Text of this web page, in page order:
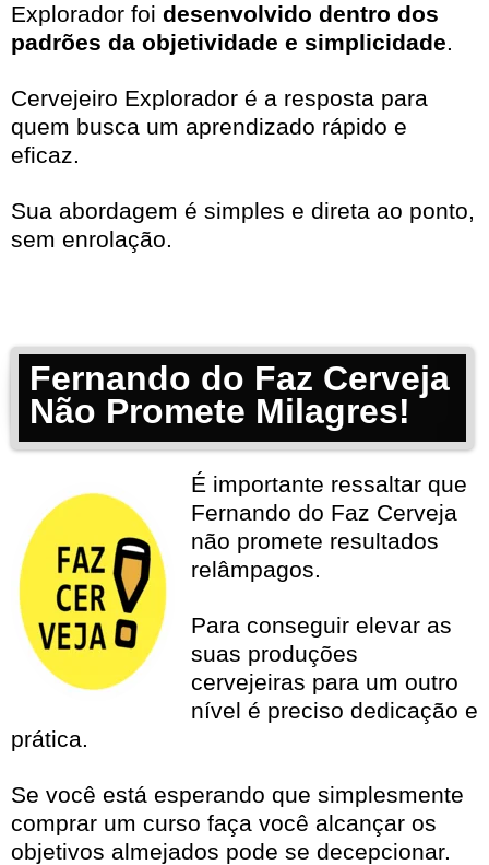
Explorador foi desenvolvido dentro dos
padrões da objetividade e simplicidade.
Cervejeiro Explorador é a resposta para
quem busca um aprendizado rápido e
eficaz.
Sua abordagem é simples e direta ao ponto,
sem enrolação.
Fernando do Faz Cerveja
Não Promete Milagres!
É importante ressaltar que
Fernando do Faz Cerveja
não promete resultados
relâmpagos.
Para conseguir elevar as
suas produções
cervejeiras para um outro
nível é preciso dedicação e
prática.
Se você está esperando que simplesmente
comprar um curso faça você alcançar os
objetivos almejados pode se decepcionar.